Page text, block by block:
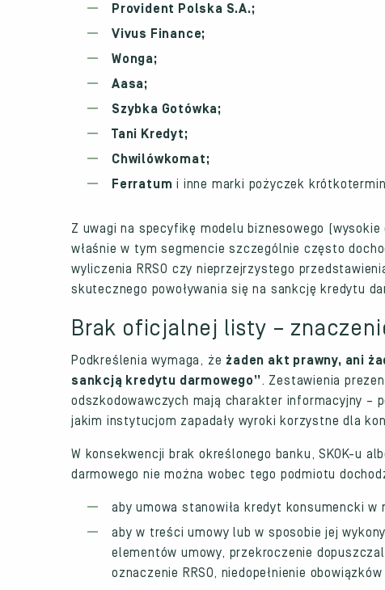
Provident Polska S.A.;
Vivus Finance;
Wonga;
Aasa;
Szybka Gotówka;
Tani Kredyt;
Chwilówkomat;
Ferratum i inne marki pożyczek
Z uwagi na specyfikę modelu biznesowego
właśnie w tym segmencie szczególnie często
wyliczenia RRSO czy nieprzejrzystego
skutecznego powoływania się na sankcję kredytu
Brak oficjalnej listy –
Podkreślenia wymaga, że żaden akt prawny, ani
sankcją kredytu darmowego”. Zestawienia
odszkodowawczych mają charakter informacyjny –
jakim instytucjom zapadały wyroki korzystne dla
W konsekwencji brak określonego banku, SKOK-u
darmowego nie można wobec tego podmiotu
aby umowa stanowiła kredyt konsumencki w
aby w treści umowy lub w sposobie jej
elementów umowy, przekroczenie
oznaczenie RRSO, niedopełnienie